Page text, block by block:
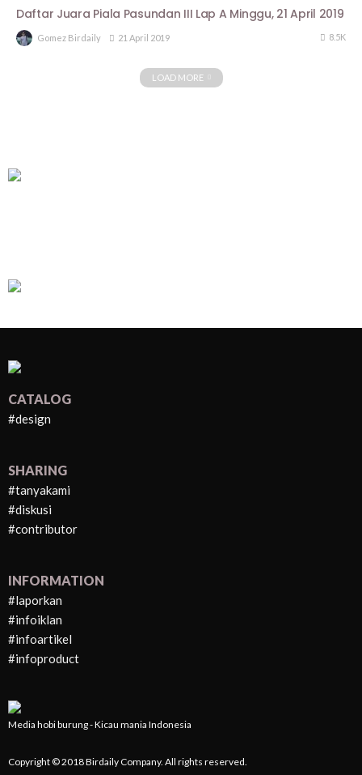
Daftar Juara Piala Pasundan III Lap A Minggu, 21 April 2019
Gomez Birdaily 21 April 2019 8.5K
LOAD MORE
CATALOG
#design
SHARING
#tanyakami
#diskusi
#contributor
INFORMATION
#laporkan
#infoiklan
#infoartikel
#infoproduct
Media hobi burung - Kicau mania Indonesia
Copyright © 2018 Birdaily Company. All rights reserved.